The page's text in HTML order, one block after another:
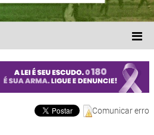
Comunicar erro